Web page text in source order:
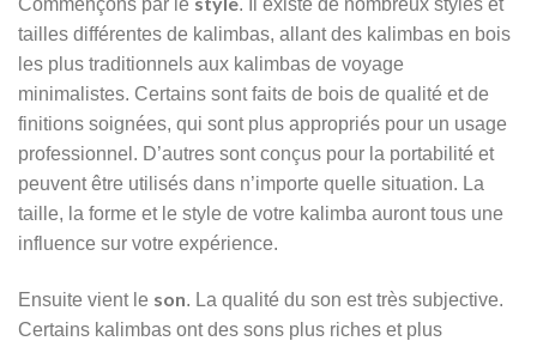
Commençons par le
. Il existe de nombreux styles et
tailles différentes de kalimbas, allant des kalimbas en bois
les plus traditionnels aux kalimbas de voyage
minimalistes. Certains sont faits de bois de qualité et de
finitions soignées, qui sont plus appropriés pour un usage
professionnel. D’autres sont conçus pour la portabilité et
peuvent être utilisés dans n’importe quelle situation. La
taille, la forme et le style de votre kalimba auront tous une
influence sur votre expérience.
Ensuite vient le son. La qualité du son est très subjective.
Certains kalimbas ont des sons plus riches et plus